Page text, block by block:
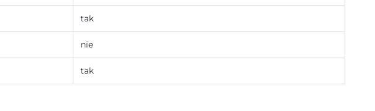
tak
nie
tak